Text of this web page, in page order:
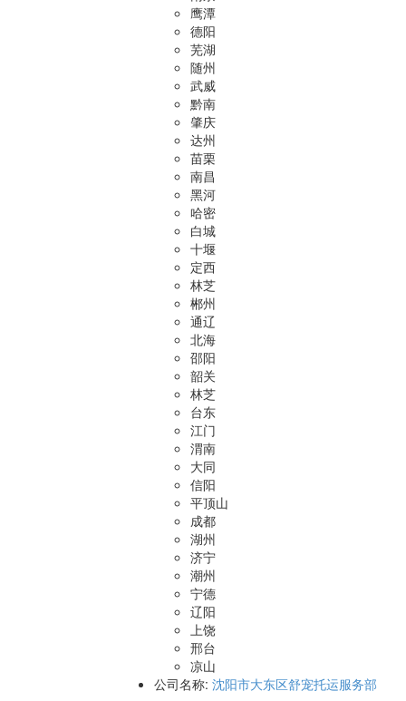
鹰潭
德阳
芜湖
随州
武威
黔南
肇庆
达州
苗栗
南昌
黑河
哈密
白城
十堰
定西
林芝
郴州
通辽
北海
邵阳
韶关
林芝
台东
江门
渭南
大同
信阳
平顶山
成都
湖州
济宁
潮州
宁德
辽阳
上饶
邢台
凉山
公司名称: 沈阳市大东区舒宠托运服务部